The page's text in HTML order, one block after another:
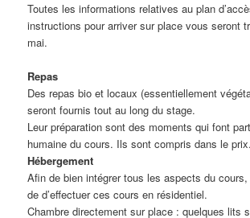
Toutes les informations relatives au plan
instructions pour arriver sur place vous seront
mai.
Repas
Des repas bio et locaux (essentiellement
seront fournis tout au long du stage.
Leur préparation sont des moments qui font
humaine du cours. Ils sont compris dans le prix.
Hébergement
Afin de bien intégrer tous les aspects du
de d’effectuer ces cours en résidentiel.
Chambre directement sur place : quelques lits